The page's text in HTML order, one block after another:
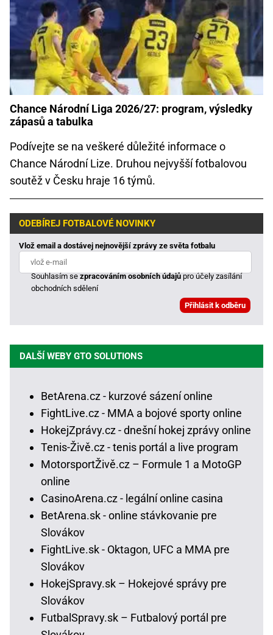
Chance Národní Liga 2026/27: program, výsledky
zápasů a tabulka
Podívejte se na veškeré důležité informace o
Chance Národní Lize. Druhou nejvyšší fotbalovou
soutěž v Česku hraje 16 týmů.
ODEBÍREJ FOTBALOVÉ NOVINKY
Vlož email a dostávej nejnovější zprávy ze světa fotbalu
Souhlasím sezpracováním osobních údajůpro účely zasílání
obchodních sdělení
DALŠÍ WEBY GTO SOLUTIONS
BetArena.cz - kurzové sázení online
FightLive.cz - MMA a bojové sporty online
HokejZprávy.cz - dnešní hokej zprávy online
Tenis-Živě.cz - tenis portál a live program
MotorsportŽivě.cz – Formule 1 a MotoGP
online
CasinoArena.cz - legální online casina
BetArena.sk - online stávkovanie pre
Slovákov
FightLive.sk - Oktagon, UFC a MMA pre
Slovákov
HokejSpravy.sk – Hokejové správy pre
Slovákov
FutbalSpravy.sk – Futbalový portál pre